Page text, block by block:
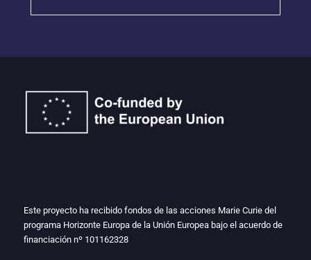
Este proyecto ha recibido fondos de las acciones Marie Curie del
programa Horizonte Europa de la Unión Europea bajo el acuerdo de
financiación nº 101162328